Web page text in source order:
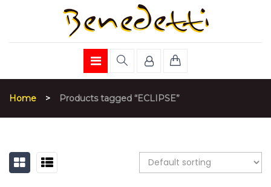
Home > Products tagged “ECLIPSE”